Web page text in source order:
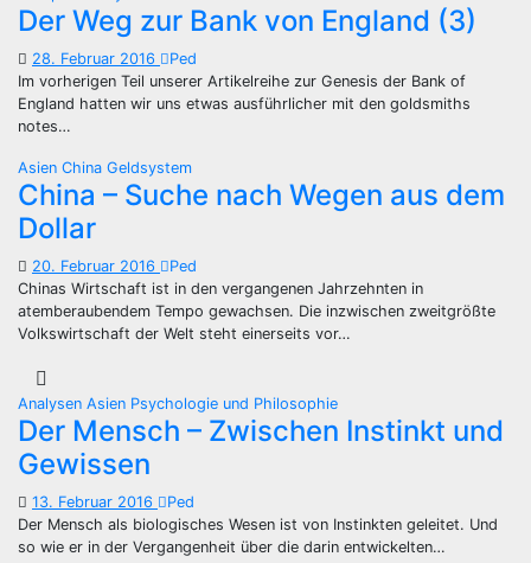
Der Weg zur Bank von England (3)
28. Februar 2016
Ped
Im vorherigen Teil unserer Artikelreihe zur Genesis der Bank of
England hatten wir uns etwas ausführlicher mit den goldsmiths
notes…
Asien China Geldsystem
China – Suche nach Wegen aus dem
Dollar
20. Februar 2016
Ped
Chinas Wirtschaft ist in den vergangenen Jahrzehnten in
atemberaubendem Tempo gewachsen. Die inzwischen zweitgrößte
Volkswirtschaft der Welt steht einerseits vor…
Analysen Asien Psychologie und Philosophie
Der Mensch – Zwischen Instinkt und
Gewissen
13. Februar 2016
Ped
Der Mensch als biologisches Wesen ist von Instinkten geleitet. Und
so wie er in der Vergangenheit über die darin entwickelten…